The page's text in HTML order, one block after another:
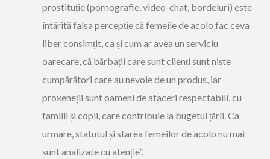
prostituție (pornografie, video-chat, bordeluri) este
întărită falsa percepție că femeile de acolo fac ceva
liber consimțit, ca și cum ar avea un serviciu
oarecare, că bărbații care sunt clienți sunt niște
cumpărători care au nevoie de un produs, iar
proxeneții sunt oameni de afaceri respectabili, cu
familii și copii, care contribuie la bugetul țării. Ca
urmare, statutul și starea femeilor de acolo nu mai
sunt analizate cu atenție”.